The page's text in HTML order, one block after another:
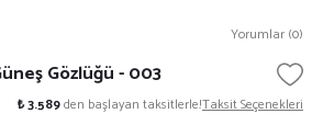
Yorumlar (0)
Gözlüğü - 003
₺ 3.589den başlayan taksitlerle!Taksit Seçenekleri